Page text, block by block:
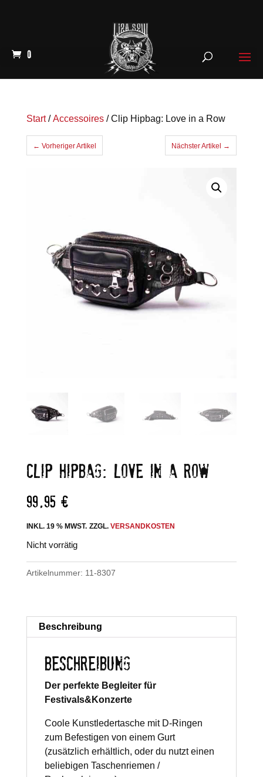
0
Start/Accessoires/ Clip Hipbag: Love in a Row
← Vorheriger Artikel Nächster Artikel →
CLIP HIPBAG: LOVE IN A ROW
99,95 €
INKL. 19 % MWST. ZZGL. VERSANDKOSTEN
Nicht vorrätig
Artikelnummer: 11-8307
Beschreibung
BESCHREIBUNG
Der perfekte Begleiter für
Festivals&Konzerte
Coole Kunstledertasche mit D-Ringen
zum Befestigen von einem Gurt
(zusätzlich erhältlich, oder du nutzt einen
beliebigen Taschenriemen /